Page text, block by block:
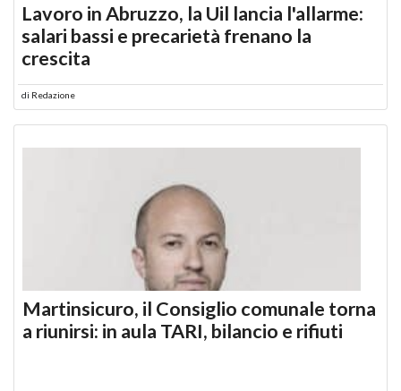
Lavoro in Abruzzo, la Uil lancia l'allarme:
salari bassi e precarietà frenano la
crescita
di Redazione
Martinsicuro, il Consiglio comunale torna
a riunirsi: in aula TARI, bilancio e rifiuti